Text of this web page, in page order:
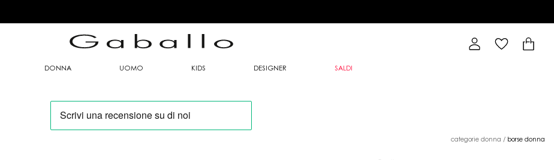
DONNA UOMO KIDS DESIGNER SALDI
categorie donna / borse donna